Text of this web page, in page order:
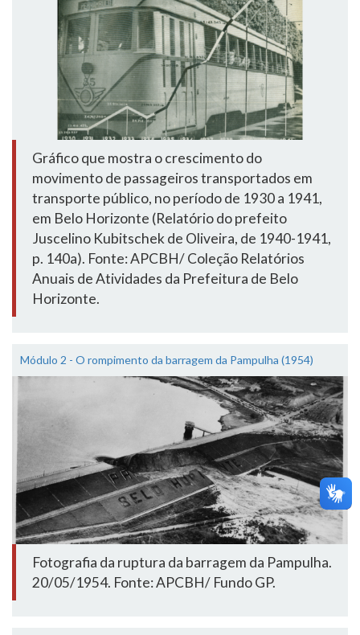
Gráfico que mostra o crescimento do
movimento de passageiros transportados em
transporte público, no período de 1930 a 1941,
em Belo Horizonte (Relatório do prefeito
Juscelino Kubitschek de Oliveira, de 1940-1941,
p. 140a). Fonte: APCBH/ Coleção Relatórios
Anuais de Atividades da Prefeitura de Belo
Horizonte.
Módulo 2 - O rompimento da barragem da Pampulha (1954)
Fotografia da ruptura da barragem da Pampulha.
20/05/1954. Fonte: APCBH/ Fundo GP.